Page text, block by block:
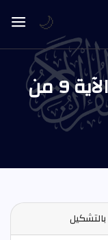
فأما اليتيم فلا تقهر | الآية 9 من
بالتشكيل
🌙